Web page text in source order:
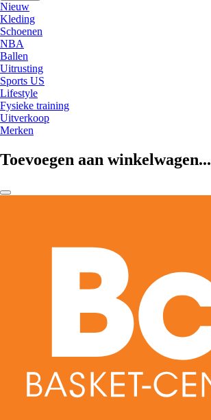
Nieuw
Kleding
Schoenen
NBA
Ballen
Uitrusting
Sports US
Lifestyle
Fysieke training
Uitverkoop
Merken
Toevoegen aan winkelwagen...